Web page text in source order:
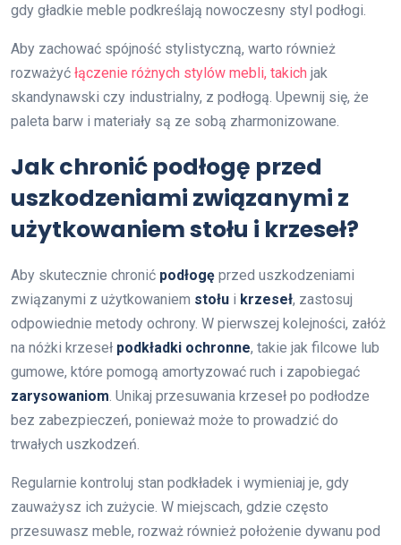
gdy gładkie meble podkreślają nowoczesny styl podłogi.
Aby zachować spójność stylistyczną, warto również
rozważyć łączenie różnych stylów mebli, takich jak
skandynawski czy industrialny, z podłogą. Upewnij się, że
paleta barw i materiały są ze sobą zharmonizowane.
Jak chronić podłogę przed
uszkodzeniami związanymi z
użytkowaniem stołu i krzeseł?
Aby skutecznie chronić podłogę przed uszkodzeniami
związanymi z użytkowaniem stołu i krzeseł, zastosuj
odpowiednie metody ochrony. W pierwszej kolejności, załóż
na nóżki krzeseł podkładki ochronne, takie jak filcowe lub
gumowe, które pomogą amortyzować ruch i zapobiegać
zarysowaniom. Unikaj przesuwania krzeseł po podłodze
bez zabezpieczeń, ponieważ może to prowadzić do
trwałych uszkodzeń.
Regularnie kontroluj stan podkładek i wymieniaj je, gdy
zauważysz ich zużycie. W miejscach, gdzie często
przesuwasz meble, rozważ również położenie dywanu pod